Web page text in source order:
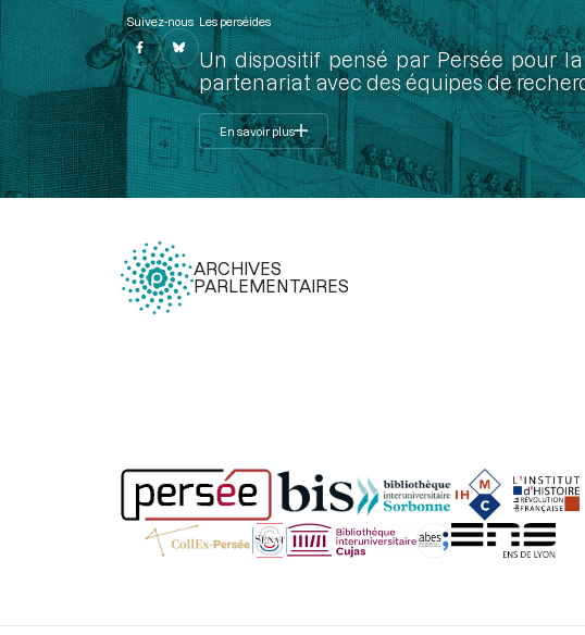
Suivez-nous Les perséides
Un dispositif pensé par Persée pour
partenariat avec des équipes de
En savoir plus
ARCHIVES
PARLEMENTAIRES
Légal